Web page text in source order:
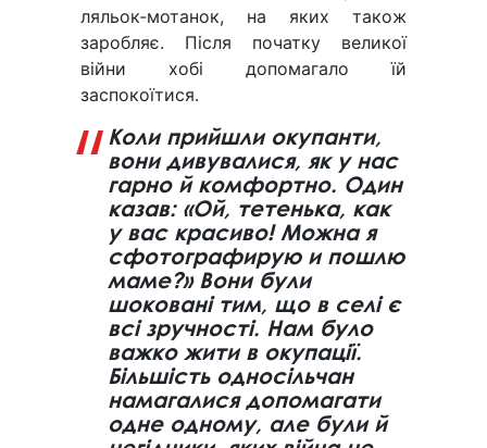
ляльок-мотанок, на яких також
заробляє. Після початку великої
війни хобі допомагало їй
заспокоїтися.
Коли прийшли окупанти,
вони дивувалися, як у нас
гарно й комфортно. Один
казав: «Ой, тетенька, как
у вас красиво! Можна я
сфотографирую и пошлю
маме?» Вони були
шоковані тим, що в селі є
всі зручності. Нам було
важко жити в окупації.
Більшість односільчан
намагалися допомагати
одне одному, але були й